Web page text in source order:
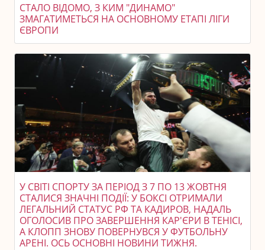
СТАЛО ВІДОМО, З КИМ "ДИНАМО"
ЗМАГАТИМЕТЬСЯ НА ОСНОВНОМУ ЕТАПІ ЛІГИ
ЄВРОПИ
У СВІТІ СПОРТУ ЗА ПЕРІОД З 7 ПО 13 ЖОВТНЯ
СТАЛИСЯ ЗНАЧНІ ПОДІЇ: У БОКСІ ОТРИМАЛИ
ЛЕГАЛЬНИЙ СТАТУС РФ ТА КАДИРОВ, НАДАЛЬ
ОГОЛОСИВ ПРО ЗАВЕРШЕННЯ КАР'ЄРИ В ТЕНІСІ,
А КЛОПП ЗНОВУ ПОВЕРНУВСЯ У ФУТБОЛЬНУ
АРЕНІ. ОСЬ ОСНОВНІ НОВИНИ ТИЖНЯ.